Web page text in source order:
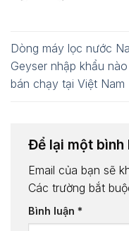
Dòng máy lọc nước
Geyser nhập khẩu
bán chạy tại Việt Nam
Để lại một bình
Email của bạn sẽ
Các trường bắt
Bình luận *